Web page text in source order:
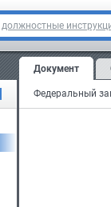
должностные
Документ